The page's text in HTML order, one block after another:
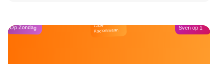
Op Zondag Café
Kockelmann Sven op 1